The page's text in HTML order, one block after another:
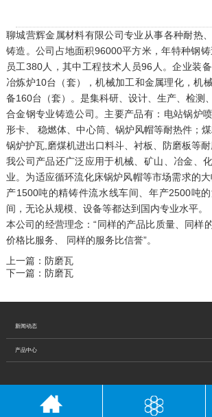
聊城营辉金属材料有限公司专业从事各种耐热
铸造。公司占地面积96000平方米，年特种钢铸
员工380人，其中工程技术人员96人。企业装
冶炼炉10台（套），机械加工和金属理化，机
备160台（套）。是集科研、设计、生产、检测
合金钢专业铸造公司。主要产品有：电站锅炉
形卡、 稳燃体、中心筒、锅炉风帽等耐热件；
锅炉护瓦,磨煤机进出口料斗、衬板、防磨板等耐
我公司产品还广泛应用于机械、矿山、冶金、
业。为适应循环流化床锅炉风帽等市场需求的
产1500吨的精铸件流水线车间、年产2500吨
间，无论从规模、设备等都达到国内专业水平。
本公司的经营理念：“同样的产品比质量、同样
价格比服务、 同样的服务比信誉”。
上一篇： 防磨瓦
下一篇： 防磨瓦
新闻动态
产品中心